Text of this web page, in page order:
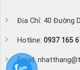
Địa Chỉ: 40 Đường
Hotline: 0937 165
Email: